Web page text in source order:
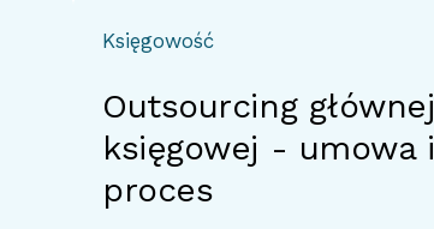
Księgowość
Outsourcing głównej
księgowej - umowa i
proces